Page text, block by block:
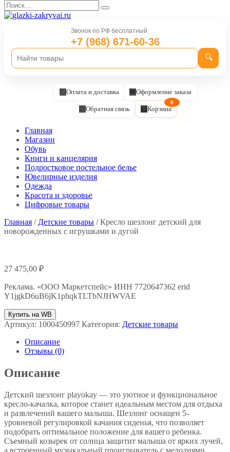
Перейти
к
содержанию
Search
for:
Звонок по РФ бесплатный
+7 (968) 671-60-36
🔍
Оплата и доставка Оформление заказа
Обратная связь Корзина
0
Главная
Магазин
Обувь
Книги и канцелярия
Подростковое постельное белье
Ювелирные изделия
Одежда
Красота и здоровье
Цифровые товары
Главная / Детские товары / Кресло шезлонг детский для
новорожденных с игрушками и дугой
27 475,00 ₽
Реклама. «ООО Маркетспейс» ИНН 7720647362 erid
Y1jgkD6uB6jK1phqkTLTbNJHWVAE
Купить на WB
Артикул: 1000450997 Категория: Детские товары
Описание
Отзывы (0)
Описание
Детский шезлонг playokay — это уютное и функциональное
кресло-качалка, которое станет идеальным местом для отдыха
и развлечений вашего малыша. Шезлонг оснащен 5-
уровневой регулировкой качания сиденья, что позволяет
подобрать оптимальное положение для вашего ребенка.
Съемный козырек от солнца защитит малыша от ярких лучей,
а встроенный музыкальный проигрыватель с мелодиями